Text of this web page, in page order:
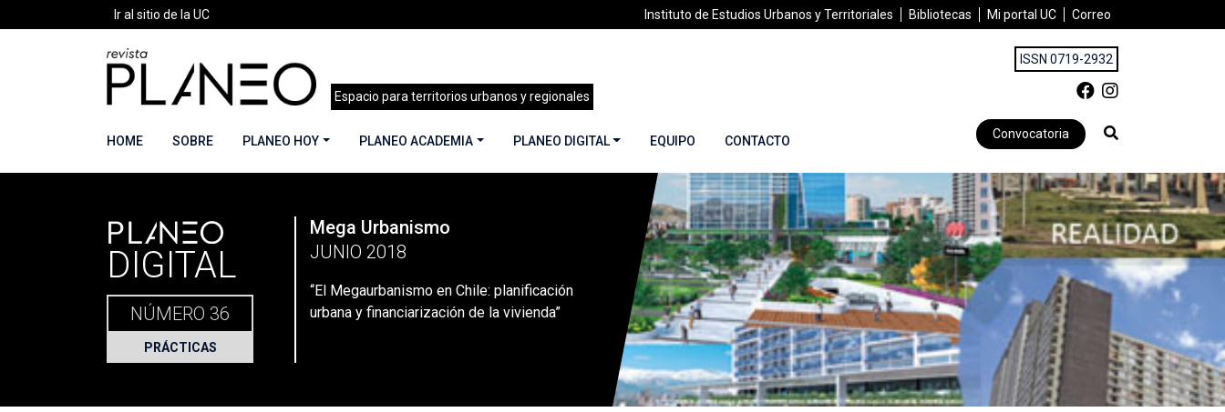
Ir al sitio de la UC Instituto de Estudios Urbanos y Territoriales Bibliotecas Mi portal UC Correo
Espacio para territorios urbanos y regionales
ISSN 0719-2932
HOME SOBRE PLANEO HOY PLANEO ACADEMIA PLANEO DIGITAL EQUIPO CONTACTO Convocatoria
Portada» Planeo Hoy Planeo Digital»PLANEO 36 | Mega Urbanismo | Junio 2018 »“El Megaurbanismo en Chile: planificación urbana y financiarización de la vivienda”
PLANEO
DIGITAL
NÚMERO 36
PRÁCTICAS
Mega Urbanismo
JUNIO 2018
“El Megaurbanismo en Chile: planificación
urbana y financiarización de la vivienda”